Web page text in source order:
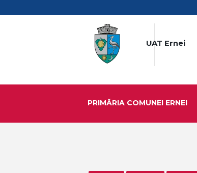
UAT Ernei
PRIMĂRIA COMUNEI ERNEI